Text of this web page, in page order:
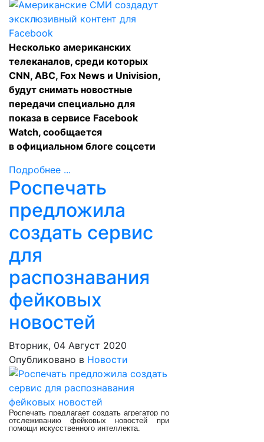
Несколько американских
телеканалов, среди которых
CNN, ABC, Fox News и Univision,
будут снимать новостные
передачи специально для
показа в сервисе Facebook
Watch, сообщается
в официальном блоге соцсети
Подробнее ...
Роспечать
предложила
создать сервис
для
распознавания
фейковых
новостей
Вторник, 04 Август 2020
Опубликовано в Новости
Роспечать предлагает создать агрегатор по
отслеживанию фейковых новостей при
помощи искусственного интеллекта.